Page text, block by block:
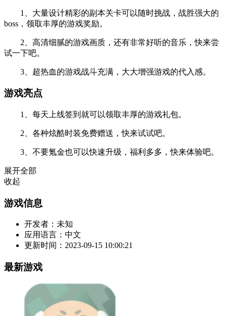
1、大量设计精彩的副本关卡可以随时挑战，战胜强大的
boss，领取丰厚的游戏奖励。
2、高清细腻的游戏画质，还有非常好听的音乐，快来尝
试一下吧。
3、超热血的游戏战斗充满，大大增强游戏的代入感。
游戏亮点
1、每天上线签到就可以领取丰厚的游戏礼包。
2、各种炫酷时装免费赠送，快来试试吧。
3、不要氪金也可以快速升级，福利多多，快来体验吧。
展开全部
收起
游戏信息
开发者： 未知
应用语言： 中文
更新时间： 2023-09-15 10:00:21
最新游戏